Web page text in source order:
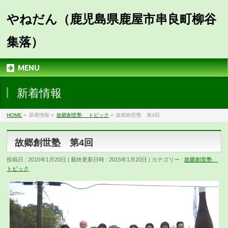
やねだん（鹿児島県鹿屋市串良町柳谷
集落）
MENU
新着情報
HOME » 新着情報 » 故郷創世塾 トピック » 故郷創世塾 第4回
故郷創世塾 第4回
投稿日 : 2015年1月20日 最終更新日時 : 2015年1月20日 カテゴリー :故郷創世塾
トピック